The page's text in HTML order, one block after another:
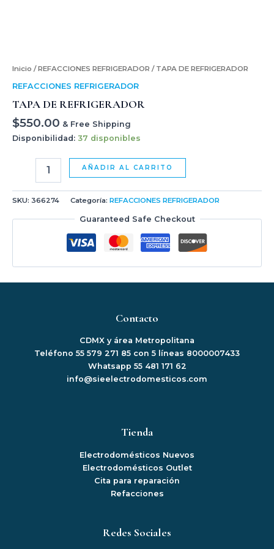
Inicio /REFACCIONES REFRIGERADOR / TAPA DE REFRIGERADOR
REFACCIONES REFRIGERADOR
TAPA DE REFRIGERADOR
$550.00 & Free Shipping
Disponibilidad: 37 disponibles
AÑADIR AL CARRITO
SKU: 366274 Categoría: REFACCIONES REFRIGERADOR
Guaranteed Safe Checkout
Contacto
CDMX y área Metropolitana
Teléfono 55 579 271 85 con 5 líneas 8000007433
Whatsapp 55 481 171 62
info@sieelectrodomesticos.com
Tienda
Electrodomésticos Nuevos
Electrodomésticos Outlet
Cita para reparación
Refacciones
Redes Sociales